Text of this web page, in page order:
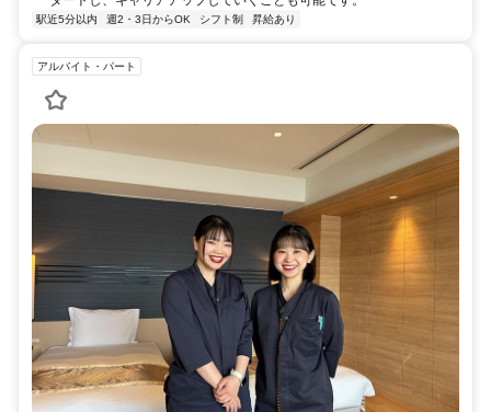
駅近5分以内 週2・3日からOK シフト制 昇給あり
アルバイト・パート